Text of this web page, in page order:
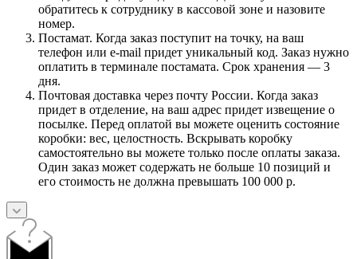
обратитесь к сотруднику в кассовой зоне и назовите
номер.
Постамат. Когда заказ поступит на точку, на ваш
телефон или e-mail придет уникальный код. Заказ нужно
оплатить в терминале постамата. Срок хранения — 3
дня.
Почтовая доставка через почту России. Когда заказ
придет в отделение, на ваш адрес придет извещение о
посылке. Перед оплатой вы можете оценить состояние
коробки: вес, целостность. Вскрывать коробку
самостоятельно вы можете только после оплаты заказа.
Один заказ может содержать не больше 10 позиций и
его стоимость не должна превышать 100 000 р.